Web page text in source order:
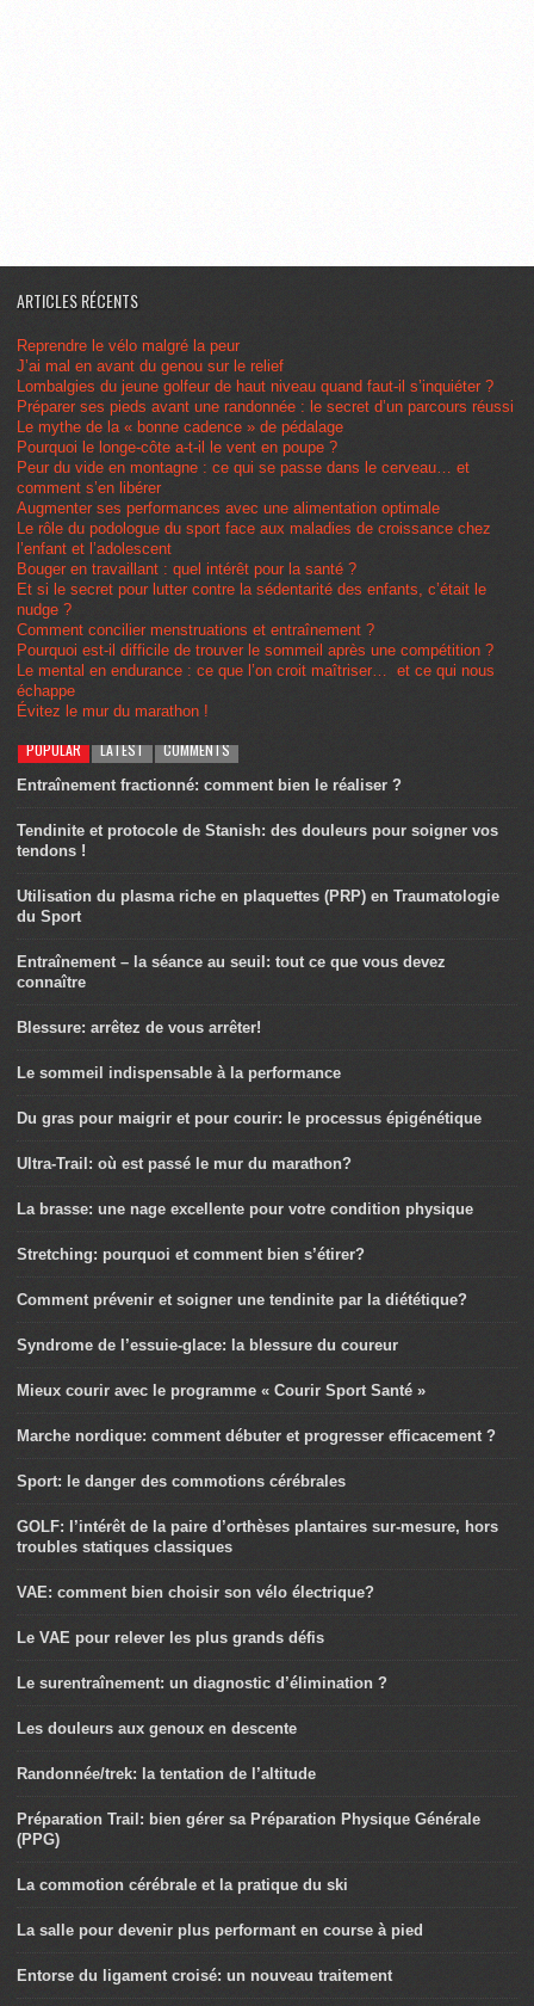
ARTICLES RÉCENTS
Reprendre le vélo malgré la peur
J’ai mal en avant du genou sur le relief
Lombalgies du jeune golfeur de haut niveau quand faut-il s’inquiéter ?
Préparer ses pieds avant une randonnée : le secret d’un parcours réussi
Le mythe de la « bonne cadence » de pédalage
Pourquoi le longe-côte a-t-il le vent en poupe ?
Peur du vide en montagne : ce qui se passe dans le cerveau… et
comment s’en libérer
Augmenter ses performances avec une alimentation optimale
Le rôle du podologue du sport face aux maladies de croissance chez
l’enfant et l’adolescent
Bouger en travaillant : quel intérêt pour la santé ?
Et si le secret pour lutter contre la sédentarité des enfants, c’était le
nudge ?
Comment concilier menstruations et entraînement ?
Pourquoi est-il difficile de trouver le sommeil après une compétition ?
Le mental en endurance : ce que l’on croit maîtriser… et ce qui nous
échappe
Évitez le mur du marathon !
POPULAR LATEST COMMENTS
Entraînement fractionné: comment bien le réaliser ?
Tendinite et protocole de Stanish: des douleurs pour soigner vos
tendons !
Utilisation du plasma riche en plaquettes (PRP) en Traumatologie
du Sport
Entraînement – la séance au seuil: tout ce que vous devez
connaître
Blessure: arrêtez de vous arrêter!
Le sommeil indispensable à la performance
Du gras pour maigrir et pour courir: le processus épigénétique
Ultra-Trail: où est passé le mur du marathon?
La brasse: une nage excellente pour votre condition physique
Stretching: pourquoi et comment bien s’étirer?
Comment prévenir et soigner une tendinite par la diététique?
Syndrome de l’essuie-glace: la blessure du coureur
Mieux courir avec le programme « Courir Sport Santé »
Marche nordique: comment débuter et progresser efficacement ?
Sport: le danger des commotions cérébrales
GOLF: l’intérêt de la paire d’orthèses plantaires sur-mesure, hors
troubles statiques classiques
VAE: comment bien choisir son vélo électrique?
Le VAE pour relever les plus grands défis
Le surentraînement: un diagnostic d’élimination ?
Les douleurs aux genoux en descente
Randonnée/trek: la tentation de l’altitude
Préparation Trail: bien gérer sa Préparation Physique Générale
(PPG)
La commotion cérébrale et la pratique du ski
La salle pour devenir plus performant en course à pied
Entorse du ligament croisé: un nouveau traitement